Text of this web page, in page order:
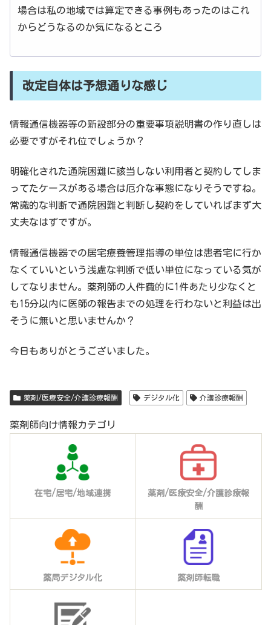
場合は私の地域では算定できる事例もあったのはこれ
からどうなるのか気になるところ
改定自体は予想通りな感じ
情報通信機器等の新設部分の重要事項説明書の作り直しは
必要ですがそれ位でしょうか？
明確化された通院困難に該当しない利用者と契約してしま
ってたケースがある場合は厄介な事態になりそうですね。
常識的な判断で通院困難と判断し契約をしていればまず大
丈夫なはずですが。
情報通信機器での居宅療養管理指導の単位は患者宅に行か
なくていいという浅慮な判断で低い単位になっている気が
してなりません。薬剤師の人件費的に1件あたり少なくと
も15分以内に医師の報告までの処理を行わないと利益は出
そうに無いと思いませんか？
今日もありがとうございました。
薬剤/医療安全/介護診療報酬 デジタル化 介護診療報酬
薬剤師向け情報カテゴリ
在宅/居宅/地域連携
薬剤/医療安全/介護診療報
酬
薬局デジタル化 薬剤師転職